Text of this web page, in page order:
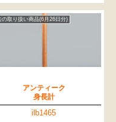
の取り扱い商品(6月26日分)
アンティーク
身長計
ilb1465
2990